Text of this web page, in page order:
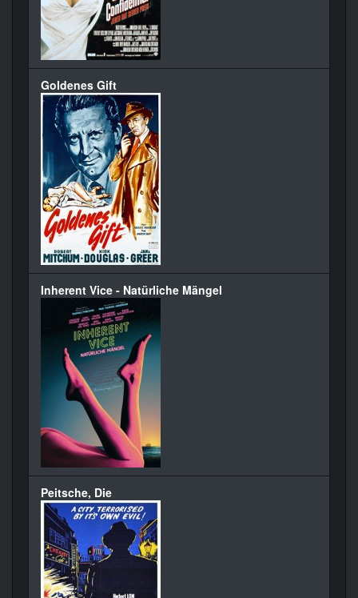
Goldenes Gift
Inherent Vice - Natürliche Mängel
Peitsche, Die